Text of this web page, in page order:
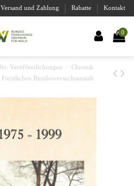
Versand und Zahlung Rabatte Kontakt
0
Veröffentlichungen
Chronik
Bundesversuchsanstalt